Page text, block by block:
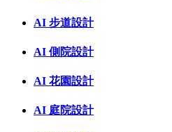
AI 步道設計
AI 側院設計
AI 花園設計
AI 庭院設計